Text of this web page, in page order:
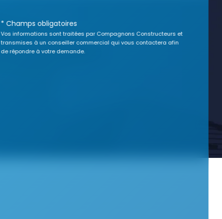
* Champs obligatoires
Vos informations sont traitées par Compagnons Constructeurs et
transmises à un conseiller commercial qui vous contactera afin
de répondre à votre demande.